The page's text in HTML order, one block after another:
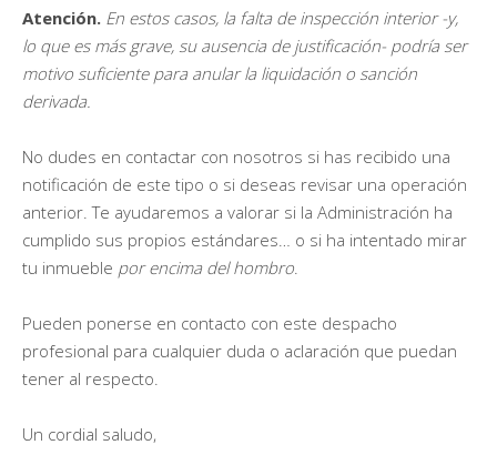
Atención. En estos casos, la falta de inspección interior -y,
lo que es más grave, su ausencia de justificación- podría ser
motivo suficiente para anular la liquidación o sanción
derivada.
No dudes en contactar con nosotros si has recibido una
notificación de este tipo o si deseas revisar una operación
anterior. Te ayudaremos a valorar si la Administración ha
cumplido sus propios estándares… o si ha intentado mirar
tu inmueble por encima del hombro
Pueden ponerse en contacto con este despacho
profesional para cualquier duda o aclaración que puedan
tener al respecto.
Un cordial saludo,